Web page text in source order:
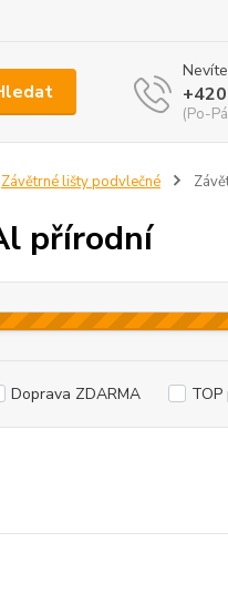
(Po-
Závětrné lišty podvlečné
přírodní
Doprava ZDARMA